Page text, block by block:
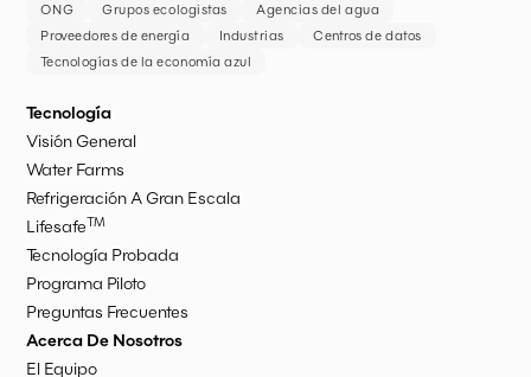
ONG Grupos ecologistas
Agencias del agua
Proveedores de energía
Industrias
Centros de datos
Tecnologías de la economía azul
Tecnología
Visión General
Water Farms
Refrigeración A Gran Escala
LifesafeTM
Tecnología Probada
Programa Piloto
Preguntas Frecuentes
Acerca De Nosotros
El Equipo